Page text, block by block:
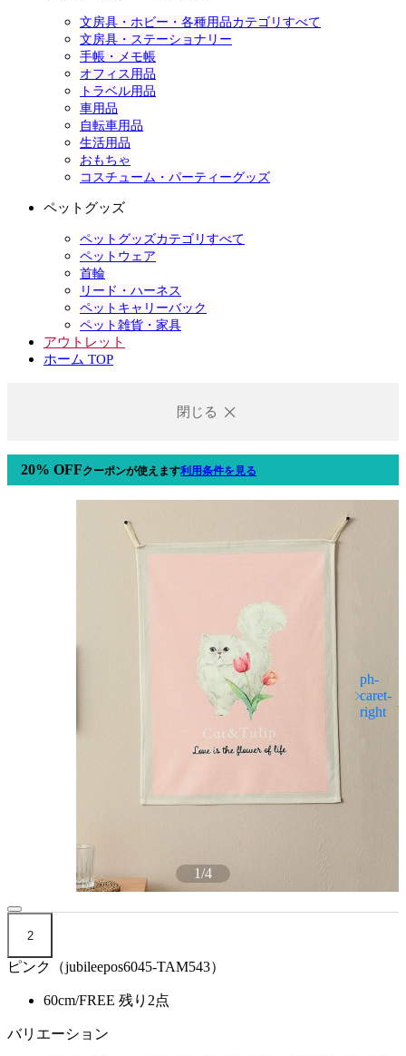
文房具・ホビー・各種用品カテゴリすべて
文房具・ステーショナリー
手帳・メモ帳
オフィス用品
トラベル用品
車用品
自転車用品
生活用品
おもちゃ
コスチューム・パーティーグッズ
ペットグッズ
ペットグッズカテゴリすべて
ペットウェア
首輪
リード・ハーネス
ペットキャリーバック
ペット雑貨・家具
アウトレット
ホーム TOP
閉じる
20% OFFクーポンが使えます利用条件を見る
1/4
2
ピンク（jubileepos6045-TAM543）
60cm/FREE 残り2点
バリエーション